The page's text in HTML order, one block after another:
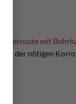
Kletterroute mit
der nötigen